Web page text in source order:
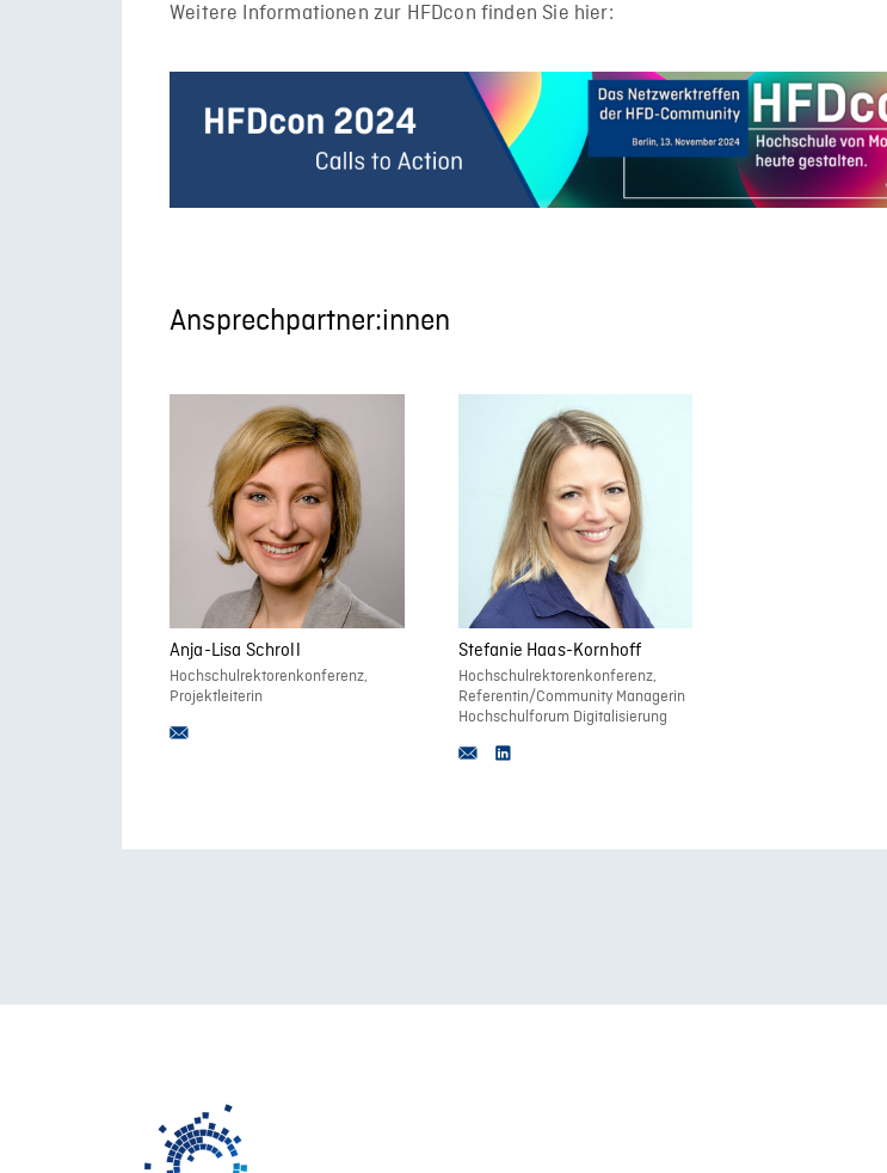
Weitere Informationen zur HFDcon finden Sie hier:
Ansprechpartner:innen
Anja-Lisa Schroll
Hochschulrektorenkonferenz,
Projektleiterin
Stefanie Haas-Kornhoff
Hochschulrektorenkonferenz,
Referentin/Community Managerin
Hochschulforum Digitalisierung